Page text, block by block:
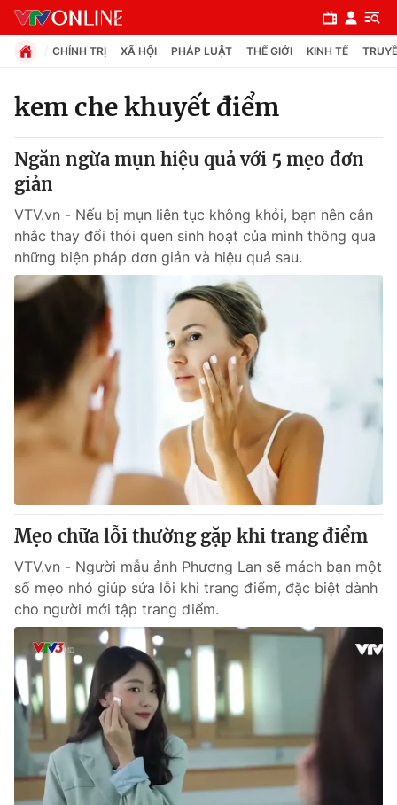
Chuyên mục
Chính trị
Xã hội
Pháp luật
Thế giới
Tin tức
Thế giới đó đây
Câu chuyện quốc tế
Thị trường
Góc doanh nghiệp
Dữ liệu và đời sống
Truyền hình
Phim VTV
Hậu trường
Nhân vật
Khán giả
Giải sao mai
Giải trí
Điện ảnh
Âm nhạc
Sao
Đời sống
Du lịch
Làm đẹp
Chất lượng cuộc sống
Giáo dục
Tuyển sinh
Học trực tuyến
Công nghệ
Hitech Công nghệ tương lai
Giao lưu trực tuyến
CHÍNH TRỊ XÃ HỘI PHÁP LUẬT THẾ GIỚI KINH TẾ
kem che khuyết điểm
Ngăn ngừa mụn hiệu quả với 5 mẹo đơn
giản
VTV.vn - Nếu bị mụn liên tục không khỏi, bạn nên cân
nhắc thay đổi thói quen sinh hoạt của mình thông qua
những biện pháp đơn giản và hiệu quả sau.
Mẹo chữa lỗi thường gặp khi trang điểm
VTV.vn - Người mẫu ảnh Phương Lan sẽ mách bạn một
số mẹo nhỏ giúp sửa lỗi khi trang điểm, đặc biệt dành
cho người mới tập trang điểm.